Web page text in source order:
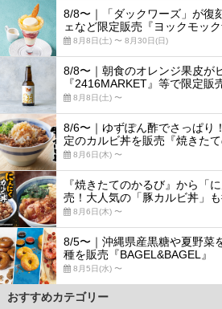
8/8〜｜「ダックワーズ」が復
ェなど限定販売『ヨックモック
8月8日(土) 〜 8月30日(日)
8/8〜｜朝食のオレンジ果皮が
『2416MARKET』等で限定販
8月8日(土) 〜
8/6〜｜ゆずぽん酢でさっぱり
定のカルビ丼を販売『焼きたて
8月6日(木) 〜
『焼きたてのかるび』から「
売！大人気の「豚カルビ丼」
8月6日(木) 〜
8/5〜｜沖縄県産黒糖や夏野菜
種を販売『BAGEL&BAGEL』
8月5日(水) 〜
おすすめカテゴリー